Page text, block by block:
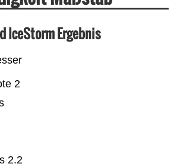
IceStorm Ergebnis
2.2
2